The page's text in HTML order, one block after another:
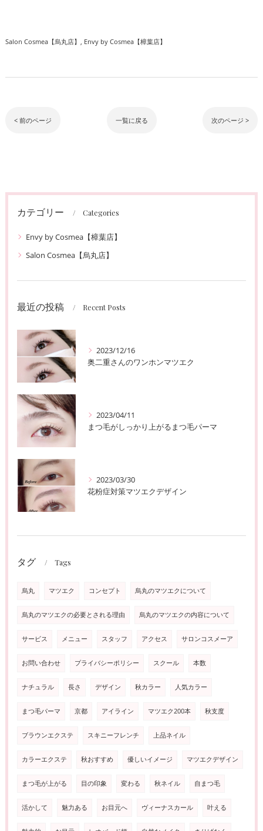
Salon Cosmea【烏丸店】 Envy by Cosmea【樟葉店】
< 前のページ 一覧に戻る 次のページ >
カテゴリー Categories
Envy by Cosmea【樟葉店】
Salon Cosmea【烏丸店】
最近の投稿 Recent Posts
2023/12/16
奥二重さんのワンホンマツエク
2023/04/11
まつ毛がしっかり上がるまつ毛パーマ
2023/03/30
花粉症対策マツエクデザイン
タグ Tags
烏丸 マツエク コンセプト 烏丸のマツエクについて
烏丸のマツエクの必要とされる理由 烏丸のマツエクの内容について
サービス メニュー スタッフ アクセス サロンコスメーア
お問い合わせ プライバシーポリシー スクール 本数
ナチュラル 長さ デザイン 秋カラー 人気カラー
まつ毛パーマ 京都 アイライン マツエク200本 秋支度
ブラウンエクステ スキニーフレンチ 上品ネイル
カラーエクステ 秋おすすめ 優しいイメージ マツエクデザイン
まつ毛が上がる 目の印象 変わる 秋ネイル 自まつ毛
活かして 魅力ある お目元へ ヴィーナスカール 叶える